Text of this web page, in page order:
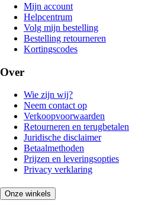
Mijn account
Helpcentrum
Volg mijn bestelling
Bestelling retourneren
Kortingscodes
Over
Wie zijn wij?
Neem contact op
Verkoopvoorwaarden
Retourneren en terugbetalen
Juridische disclaimer
Betaalmethoden
Prijzen en leveringsopties
Privacy verklaring
Onze winkels